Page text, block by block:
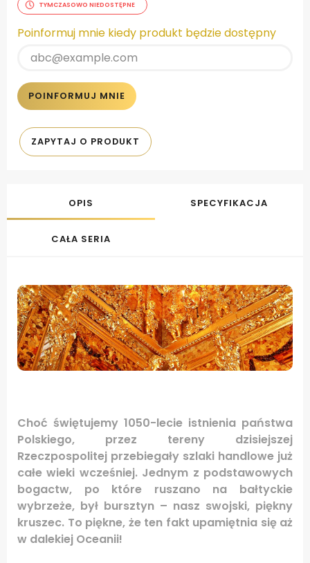
TYMCZASOWO NIEDOSTĘPNE
Poinformuj mnie kiedy produkt będzie dostępny
POINFORMUJ MNIE
ZAPYTAJ O PRODUKT
OPIS SPECYFIKACJA
CAŁA SERIA
Choć świętujemy 1050-lecie istnienia państwa
Polskiego, przez tereny dzisiejszej
Rzeczpospolitej przebiegały szlaki handlowe już
całe wieki wcześniej. Jednym z podstawowych
bogactw, po które ruszano na bałtyckie
wybrzeże, był bursztyn – nasz swojski, piękny
kruszec. To piękne, że ten fakt upamiętnia się aż
w dalekiej Oceanii!